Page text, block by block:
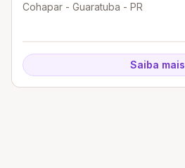
Cohapar - Guaratuba - PR
Saiba mais